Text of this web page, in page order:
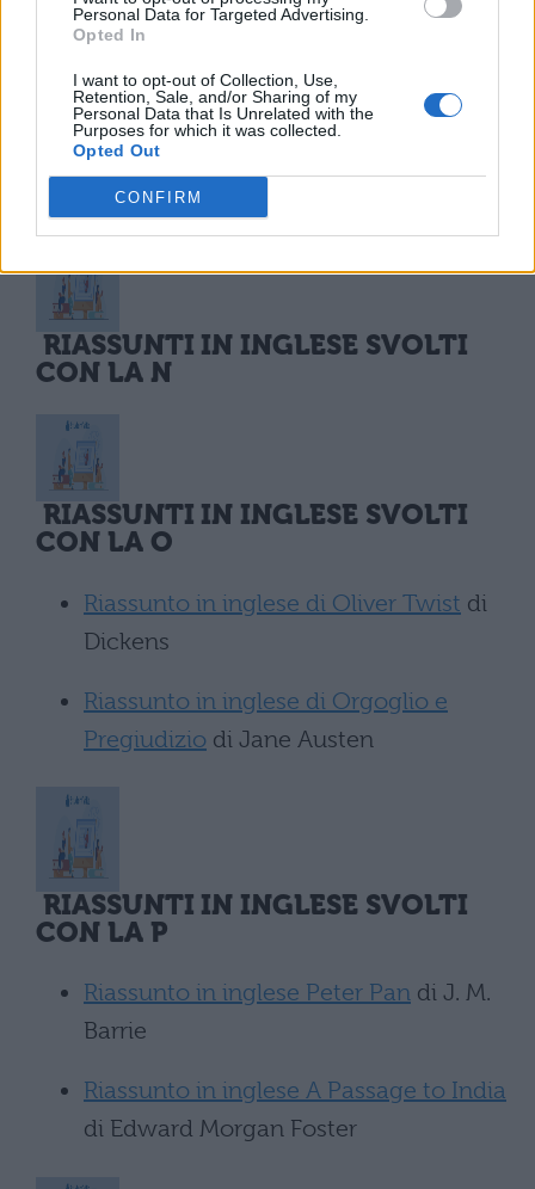
Personal Data for Targeted Advertising.
Opted In
I want to opt-out of Collection, Use,
Retention, Sale, and/or Sharing of my
Personal Data that Is Unrelated with the
Purposes for which it was collected.
Opted Out
CONFIRM
Riassunto in inglese The Merchant of
Venicedi William Shakespeare
Riassunto in inglese La Morte a Venezia
di Thomas Mann
RIASSUNTI IN INGLESE SVOLTI
CON LA N
RIASSUNTI IN INGLESE SVOLTI
CON LA O
Riassunto in inglese di Oliver Twist di
Dickens
Riassunto in inglese di Orgoglio e
Pregiudizio di Jane Austen
RIASSUNTI IN INGLESE SVOLTI
CON LA P
Riassunto in inglese Peter Pan di J. M.
Barrie
Riassunto in inglese A Passage to India
di Edward Morgan Foster